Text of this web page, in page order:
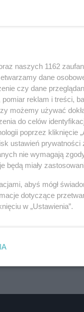
naszych 1162
dane
czy dane
reklam i treści,
możemy używać
do celów
poprzez kliknięcie
ustawień
nie wymagają
będą miały
abyś mógł
dotyczące
w „Ustawienia”.